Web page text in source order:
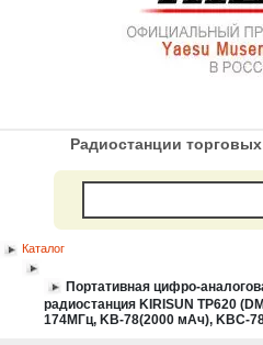
Радиостанции
Каталог
Портативная цифро-
радиостанция KIRISUN TP620
174МГц, KB-78(2000 мАч), KBC-